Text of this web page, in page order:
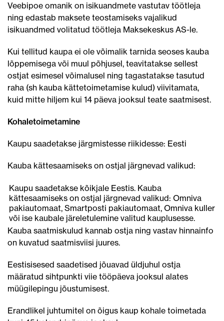
Veebipoe omanik on isikuandmete vastutav töötleja
ning edastab maksete teostamiseks vajalikud
isikuandmed volitatud töötleja Maksekeskus AS-le.
Kui tellitud kaupa ei ole võimalik tarnida seoses kauba
lõppemisega või muul põhjusel, teavitatakse sellest
ostjat esimesel võimalusel ning tagastatakse tasutud
raha (sh kauba kättetoimetamise kulud) viivitamata,
kuid mitte hiljem kui 14 päeva jooksul teate saatmisest.
Kohaletoimetamine
Kaupu saadetakse järgmistesse riikidesse: Eesti
Kauba kättesaamiseks on ostjal järgnevad valikud:
Kaupu saadetakse kõikjale Eestis. Kauba
kättesaamiseks on ostjal järgnevad valikud: Omniva
pakiautomaat, Smartposti pakiautomaat, Omniva kuller
või ise kaubale järeletulemine valitud kauplusesse.
Kauba saatmiskulud kannab ostja ning vastav hinnainfo
on kuvatud saatmisviisi juures.
Eestisisesed saadetised jõuavad üldjuhul ostja
määratud sihtpunkti viie tööpäeva jooksul alates
müügilepingu jõustumisest.
Erandlikel juhtumitel on õigus kaup kohale toimetada